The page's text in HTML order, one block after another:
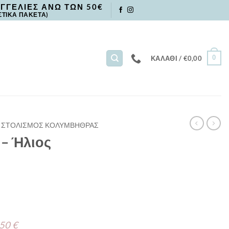
ΑΝΩ ΤΩΝ 50€
ΠΑΚΕΤΑ)
ΚΑΛΆΘΙ / €0,00 0
ΣΤΟΛΙΣΜΟΣ ΚΟΛΥΜΒΗΘΡΑΣ
Ήλιος
€